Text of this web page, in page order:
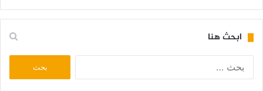
ابحث هنا